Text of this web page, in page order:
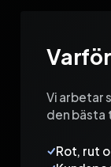
Vi arbetar
den bästa
Rot, rut